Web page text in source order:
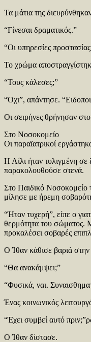
Τα μάτια της
“Γίνεσαι δραματικός.”
“Οι υπηρεσίες
Το χρώμα
“Τους κάλεσες;”
“Όχι”, απάντησε.
Οι σειρήνες θρήνησαν
Στο Νοσοκομείο
Οι παραϊατρικοί
Η Λίλι ήταν τυλιγμένη σε
παρακολουθούσε στενά.
Στο Παιδικό Νοσοκομείο
μίλησε με ήρεμη
“Ήταν τυχερή”, είπε ο
θερμότητα του σώματος.
προκαλέσει σοβαρές
Ο Ίθαν κάθισε βαριά
“Θα ανακάμψει;”
“Φυσικά, ναι.
Ένας κοινωνικός
“Έχει συμβεί αυτό
Ο Ίθαν δίστασε.